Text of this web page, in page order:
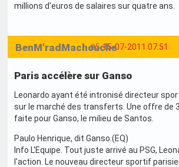
millions d'euros de salaires sur quatre ans.
#5 15-07-2011 07:51
BenM'radMachouche
Paris accélère sur Ganso
Leonardo ayant été intronisé directeur
sur le marché des transferts. Une offre de
faite pour Ganso, le milieu de Santos.
Paulo Henrique, dit Ganso.(EQ)
Info L'Equipe. Tout juste arrivé au PSG,
l'action. Le nouveau directeur sportif